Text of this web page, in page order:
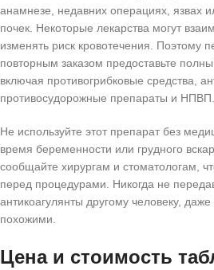
анамнезе, недавних операциях, язвах
почек. Некоторые лекарства могут
изменять риск кровотечения. Поэтому
повторным заказом предоставьте
включая противогрибковые средства,
противосудорожные препараты и НПВП.
Не используйте этот препарат без
время беременности или грудного
сообщайте хирургам и стоматологам,
перед процедурами. Никогда не
антикоагулянты другому человеку,
похожими.
Цена и стоимость